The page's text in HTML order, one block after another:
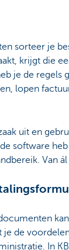
sorteer je
krijgt die
je de regels
lopen
uit en
software
Van
je de
In